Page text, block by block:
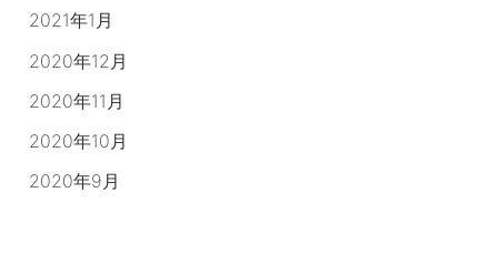
2021年1月
2020年12月
2020年11月
2020年10月
2020年9月